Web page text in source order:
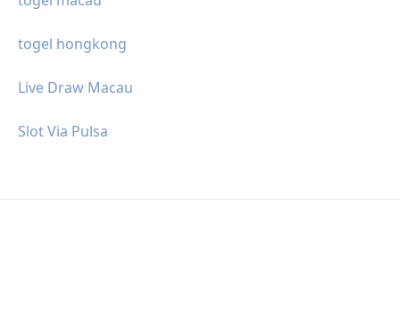
togel hongkong
Live Draw Macau
Slot Via Pulsa